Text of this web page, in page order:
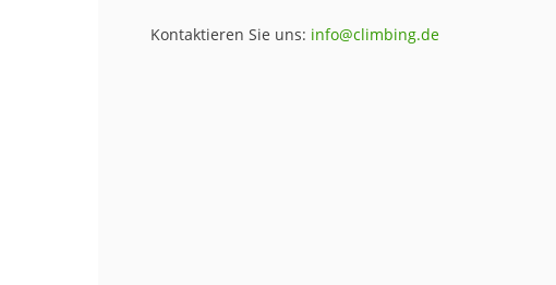
Kontaktieren Sie uns: info@climbing.de